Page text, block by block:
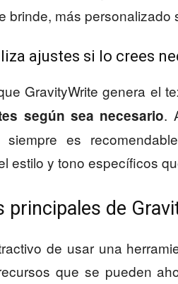
brinde, más
ajustes si lo crees
GravityWrite genera el
según sea necesario.
siempre es
estilo y tono específicos
principales de
de usar una
que se pueden